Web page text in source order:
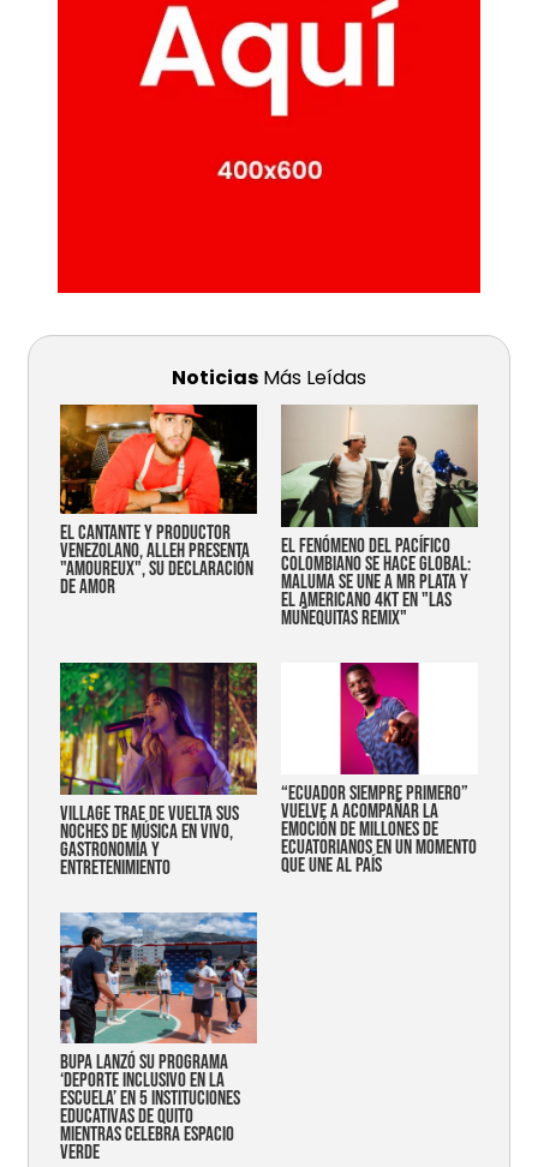
Noticias Más Leídas
EL CANTANTE Y PRODUCTOR
VENEZOLANO, ALLEH PRESENTA
"AMOUREUX", SU DECLARACIÓN
DE AMOR
EL FENÓMENO DEL PACÍFICO
COLOMBIANO SE HACE GLOBAL:
MALUMA SE UNE A MR PLATA Y
EL AMERICANO 4KT EN "LAS
MUÑEQUITAS REMIX"
Village trae de vuelta sus
noches de música en vivo,
gastronomía y
entretenimiento
“Ecuador siempre primero”
vuelve a acompañar la
emoción de millones de
ecuatorianos en un momento
que une al país
Bupa lanzó su programa
‘Deporte Inclusivo en la
Escuela’ en 5 instituciones
educativas de Quito
mientras celebra espacio
verde